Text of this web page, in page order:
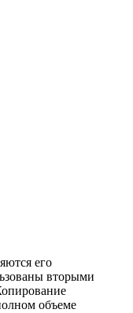
его
вторыми
объеме